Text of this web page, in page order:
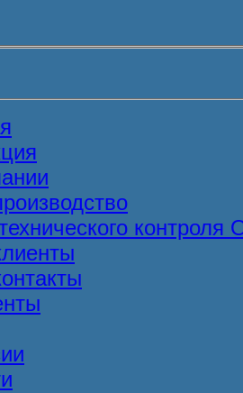
контроля